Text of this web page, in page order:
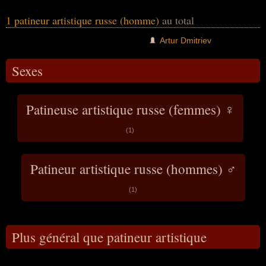
de champion du monde et 2 titres de
champion d'Europe.
1 patineur artistique russe (homme) au total
Artur Dmitriev
Sexes
Patineuse artistique russe (femmes) ♀
(1)
Patineur artistique russe (hommes) ♂
(1)
Plus général que patineur artistique